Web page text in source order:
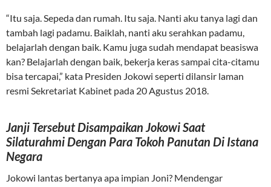
“Itu saja. Sepeda dan rumah. Itu saja. Nanti aku tanya lagi dan
tambah lagi padamu. Baiklah, nanti aku serahkan padamu,
belajarlah dengan baik. Kamu juga sudah mendapat beasiswa
kan? Belajarlah dengan baik, bekerja keras sampai cita-citamu
bisa tercapai,” kata Presiden Jokowi seperti dilansir laman
resmi Sekretariat Kabinet pada 20 Agustus 2018.
Janji Tersebut Disampaikan Jokowi Saat
Silaturahmi Dengan Para Tokoh Panutan Di Istana
Negara
Jokowi lantas bertanya apa impian Joni? Mendengar